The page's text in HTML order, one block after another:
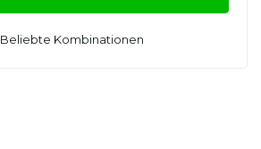
Beliebte Kombinationen